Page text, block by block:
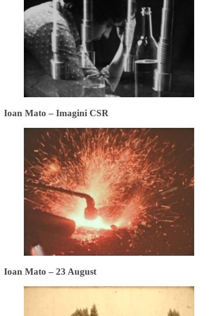
Ioan Mato – Imagini CSR
Ioan Mato – 23 August